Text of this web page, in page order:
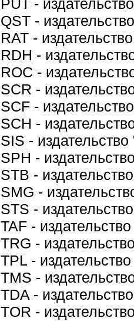
PUT -
QST -
RAT -
RDH -
ROC -
SCR -
SCF -
SCH -
SIS -
SPH -
STB -
SMG -
STS -
TAF -
TRG -
TPL -
TMS -
TDA -
TOR -